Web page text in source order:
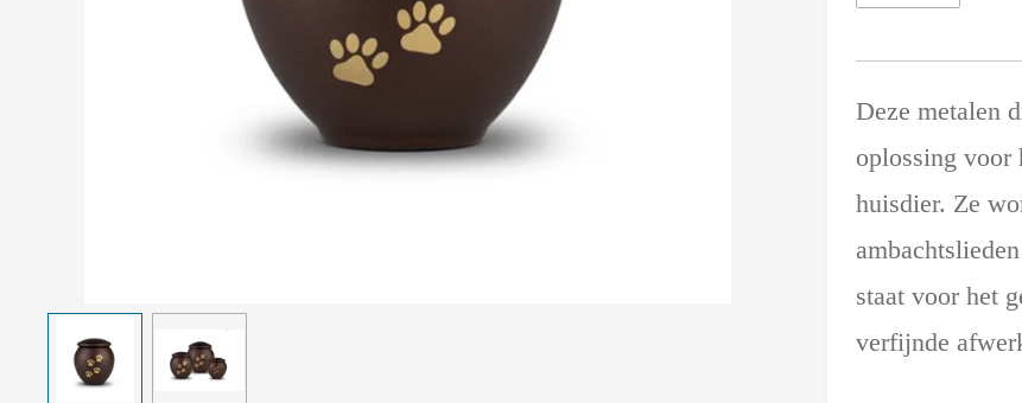
Deze metalen
oplossing voor
huisdier. Ze
staat voor het
verfijnde